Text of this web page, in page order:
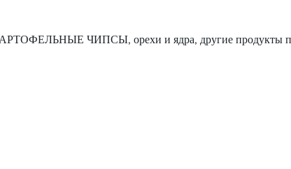
ЧИПСЫ, орехи и ядра, другие продукты